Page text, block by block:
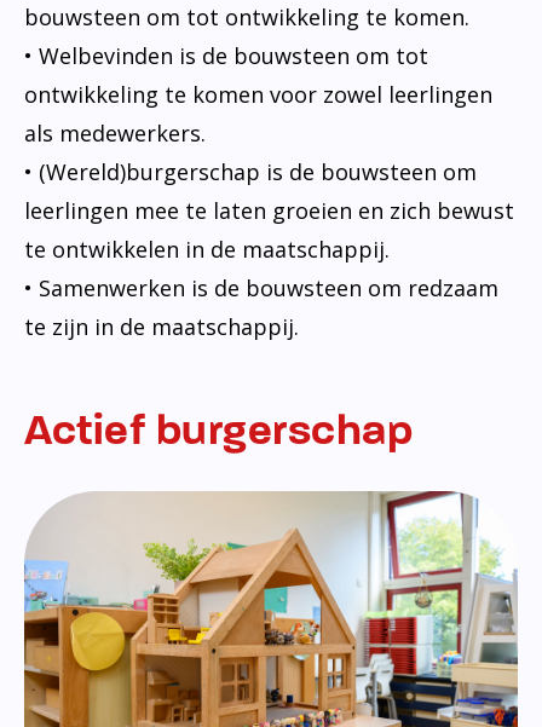
bouwsteen om tot ontwikkeling te komen.
• Welbevinden is de bouwsteen om tot
ontwikkeling te komen voor zowel leerlingen
als medewerkers.
• (Wereld)burgerschap is de bouwsteen om
leerlingen mee te laten groeien en zich bewust
te ontwikkelen in de maatschappij.
• Samenwerken is de bouwsteen om redzaam
te zijn in de maatschappij.
Actief burgerschap